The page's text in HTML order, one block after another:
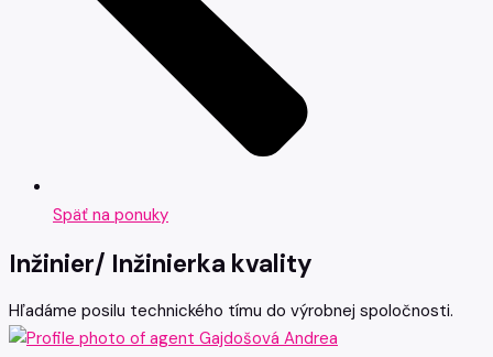
Späť na ponuky
Inžinier/ Inžinierka kvality
Hľadáme posilu technického tímu do výrobnej spoločnosti.